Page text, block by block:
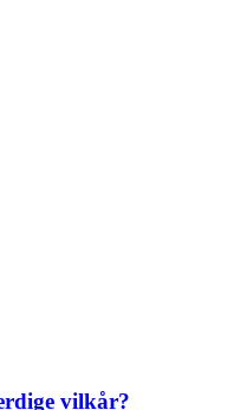
vilkår?